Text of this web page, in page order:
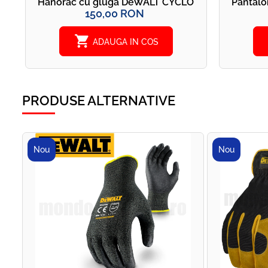
150,00 RON
shopping_cart ADAUGA IN COS
PRODUSE ALTERNATIVE
Nou Nou